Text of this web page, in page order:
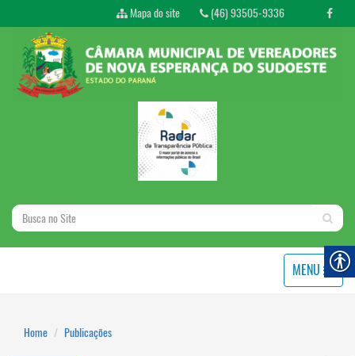
Mapa do site (46) 93505-9336
MENU
Home Publicações